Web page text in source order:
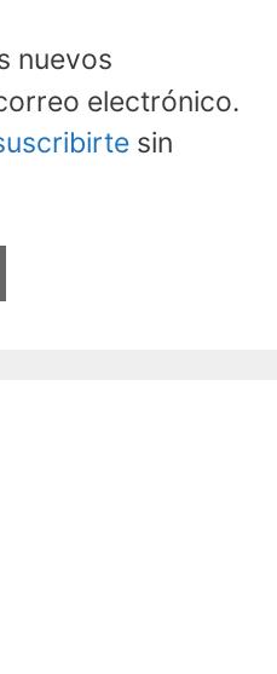
nuevos
electrónico.
sin